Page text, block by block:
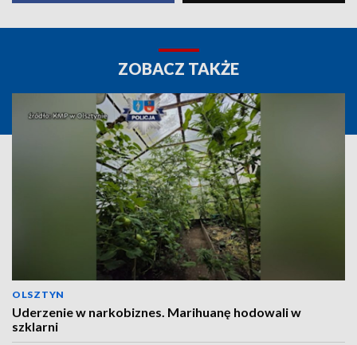
ZOBACZ TAKŻE
OLSZTYN
Uderzenie w narkobiznes. Marihuanę hodowali w
szklarni